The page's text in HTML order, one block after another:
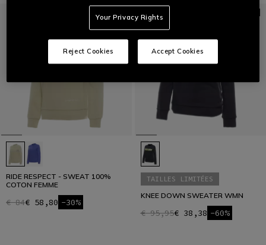
RIDE RESPECT - SWEAT 100%
COTON FEMME
€ 84€ 58,80 -30%
TAILLES LIMITÉES
KNEE DOWN SWEATER WMN
€ 95,95€ 38,38 -60%
Your Privacy Rights
Reject Cookies Accept Cookies